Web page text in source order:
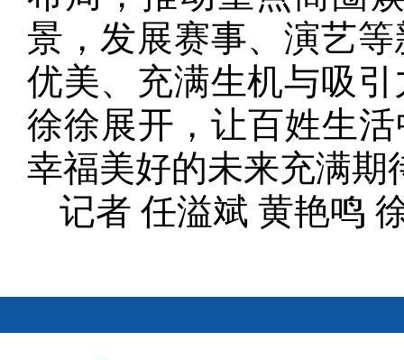
景，发展赛事、演艺
优美、充满生机与吸
徐徐展开，让百姓生
幸福美好的未来充满期
记者 任溢斌 黄艳鸣